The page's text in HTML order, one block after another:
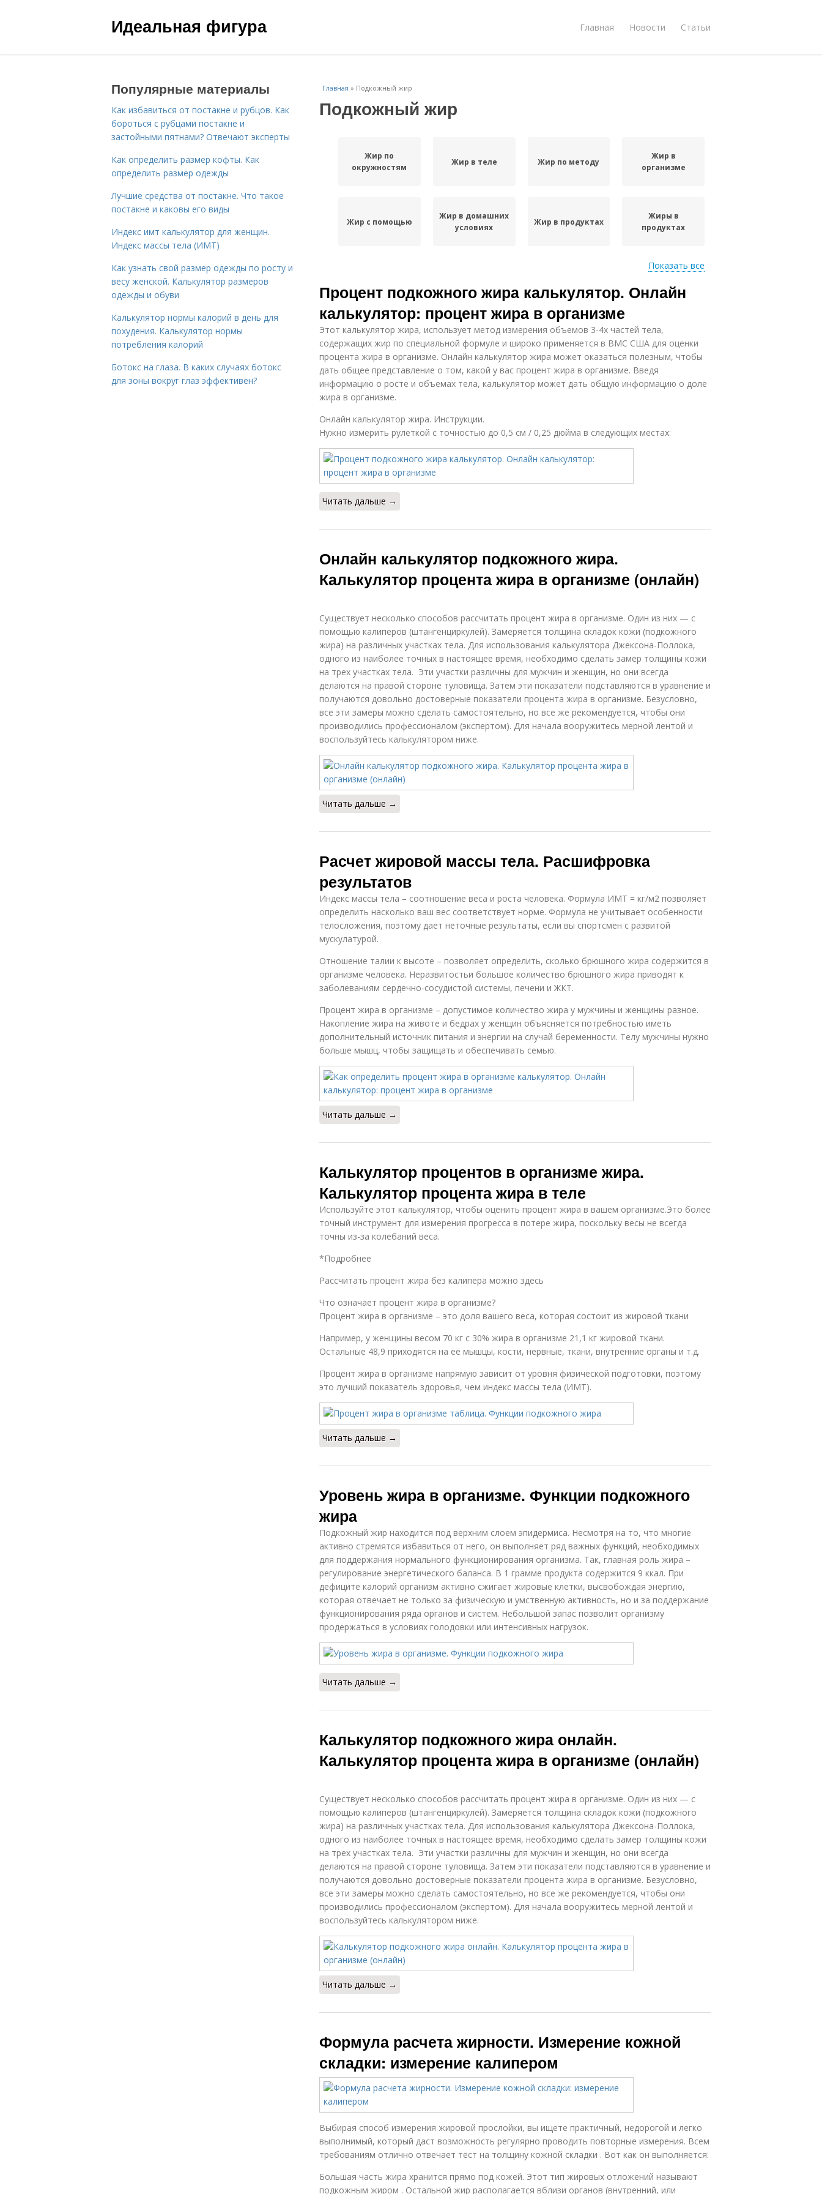
Идеальная фигура Главная Новости Статьи
Главная » Подкожный жир
Подкожный жир
Жир по
окружностям
Жир в теле Жир по методу
Жир в
организме
Жир с помощью
Жир в домашних
условиях
Жир в продуктах
Жиры в
продуктах
жир
Жир по
фотографии
Жир для мужчин
Жир для
женщин
Полезный жир
Жир для
Показать все
Процент подкожного жира калькулятор. Онлайн
калькулятор: процент жира в организме
Этот калькулятор жира, использует метод измерения объемов 3-4х частей тела,
содержащих жир по специальной формуле и широко применяется в ВМС США для оценки
процента жира в организме. Онлайн калькулятор жира может оказаться полезным, чтобы
дать общее представление о том, какой у вас процент жира в организме. Введя
информацию о росте и объемах тела, калькулятор может дать общую информацию о доле
жира в организме.
Онлайн калькулятор жира. Инструкции.
Нужно измерить рулеткой с точностью до 0,5 см / 0,25 дюйма в следующих местах:
Читать дальше →
Онлайн калькулятор подкожного жира.
Калькулятор процента жира в организме (онлайн)
Существует несколько способов рассчитать процент жира в организме. Один из них — с
помощью калиперов (штангенциркулей). Замеряется толщина складок кожи (подкожного
жира) на различных участках тела. Для использования калькулятора Джексона-Поллока,
одного из наиболее точных в настоящее время, необходимо сделать замер толщины кожи
на трех участках тела. Эти участки различны для мужчин и женщин, но они всегда
делаются на правой стороне туловища. Затем эти показатели подставляются в уравнение и
получаются довольно достоверные показатели процента жира в организме. Безусловно,
все эти замеры можно сделать самостоятельно, но все же рекомендуется, чтобы они
производились профессионалом (экспертом). Для начала вооружитесь мерной лентой и
воспользуйтесь калькулятором ниже.
Читать дальше →
Расчет жировой массы тела. Расшифровка
результатов
Индекс массы тела – соотношение веса и роста человека. Формула ИМТ = кг/м2 позволяет
определить насколько ваш вес соответствует норме. Формула не учитывает особенности
телосложения, поэтому дает неточные результаты, если вы спортсмен с развитой
мускулатурой.
Отношение талии к высоте – позволяет определить, сколько брюшного жира содержится в
организме человека. Неразвитостьи большое количество брюшного жира приводят к
заболеваниям сердечно-сосудистой системы, печени и ЖКТ.
Процент жира в организме – допустимое количество жира у мужчины и женщины разное.
Накопление жира на животе и бедрах у женщин объясняется потребностью иметь
дополнительный источник питания и энергии на случай беременности. Телу мужчины нужно
больше мышц, чтобы защищать и обеспечивать семью.
Читать дальше →
Калькулятор процентов в организме жира.
Калькулятор процента жира в теле
Используйте этот калькулятор, чтобы оценить процент жира в вашем организме.Это более
точный инструмент для измерения прогресса в потере жира, поскольку весы не всегда
точны из-за колебаний веса.
*Подробнее
Рассчитать процент жира без калипера можно здесь
Что означает процент жира в организме?
Процент жира в организме – это доля вашего веса, которая состоит из жировой ткани
Например, у женщины весом 70 кг с 30% жира в организме 21,1 кг жировой ткани.
Остальные 48,9 приходятся на её мышцы, кости, нервные, ткани, внутренние органы и т.д.
Процент жира в организме напрямую зависит от уровня физической подготовки, поэтому
это лучший показатель здоровья, чем индекс массы тела (ИМТ).
Читать дальше →
Уровень жира в организме. Функции подкожного
жира
Подкожный жир находится под верхним слоем эпидермиса. Несмотря на то, что многие
активно стремятся избавиться от него, он выполняет ряд важных функций, необходимых
для поддержания нормального функционирования организма. Так, главная роль жира –
регулирование энергетического баланса. В 1 грамме продукта содержится 9 ккал. При
дефиците калорий организм активно сжигает жировые клетки, высвобождая энергию,
которая отвечает не только за физическую и умственную активность, но и за поддержание
функционирования ряда органов и систем. Небольшой запас позволит организму
продержаться в условиях голодовки или интенсивных нагрузок.
Читать дальше →
Калькулятор подкожного жира онлайн.
Калькулятор процента жира в организме (онлайн)
Существует несколько способов рассчитать процент жира в организме. Один из них — с
помощью калиперов (штангенциркулей). Замеряется толщина складок кожи (подкожного
жира) на различных участках тела. Для использования калькулятора Джексона-Поллока,
одного из наиболее точных в настоящее время, необходимо сделать замер толщины кожи
на трех участках тела. Эти участки различны для мужчин и женщин, но они всегда
делаются на правой стороне туловища. Затем эти показатели подставляются в уравнение и
получаются довольно достоверные показатели процента жира в организме. Безусловно,
все эти замеры можно сделать самостоятельно, но все же рекомендуется, чтобы они
производились профессионалом (экспертом). Для начала вооружитесь мерной лентой и
воспользуйтесь калькулятором ниже.
Читать дальше →
Формула расчета жирности. Измерение кожной
складки: измерение калипером
Выбирая способ измерения жировой прослойки, вы ищете практичный, недорогой и легко
выполнимый, который даст возможность регулярно проводить повторные измерения. Всем
требованиям отлично отвечает тест на толщину кожной складки . Вот как он выполняется:
Большая часть жира хранится прямо под кожей. Этот тип жировых отложений называют
подкожным жиром . Остальной жир располагается вблизи органов (внутренний, или
Популярные материалы
Как избавиться от постакне и рубцов. Как
бороться с рубцами постакне и
застойными пятнами? Отвечают эксперты
Как определить размер кофты. Как
определить размер одежды
Лучшие средства от постакне. Что такое
постакне и каковы его виды
Индекс имт калькулятор для женщин.
Индекс массы тела (ИМТ)
Как узнать свой размер одежды по росту и
весу женской. Калькулятор размеров
одежды и обуви
Калькулятор нормы калорий в день для
похудения. Калькулятор нормы
потребления калорий
Ботокс на глаза. В каких случаях ботокс
для зоны вокруг глаз эффективен?